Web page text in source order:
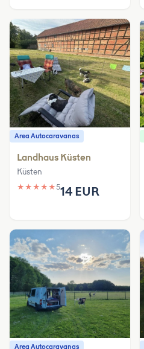
Area Autocaravanas
Landhaus Küsten
Küsten
★ ★ ★ ★ ★514 EUR
Area Autocaravanas